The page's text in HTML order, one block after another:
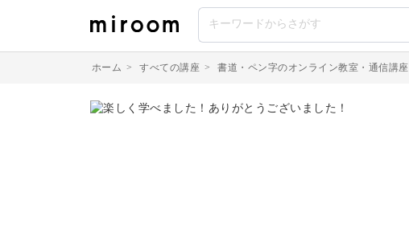
ホーム > すべての講座 > 書道・ペン字のオンライン教室・通信講座